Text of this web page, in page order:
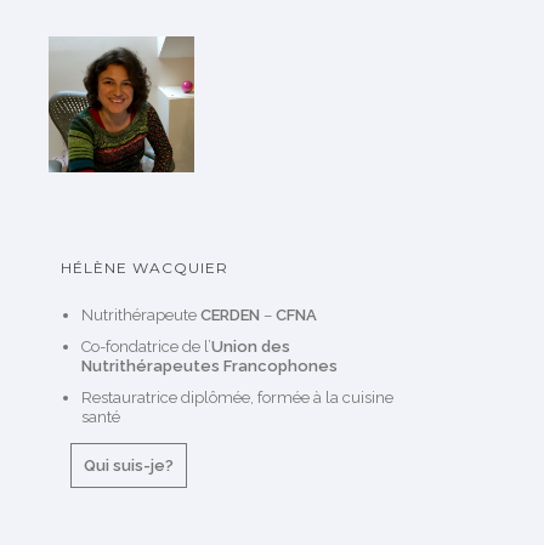
HÉLÈNE WACQUIER
Nutrithérapeute CERDEN – CFNA
Co-fondatrice de l’Union des
Nutrithérapeutes Francophones
Restauratrice diplômée, formée à la cuisine
santé
Qui suis-je?